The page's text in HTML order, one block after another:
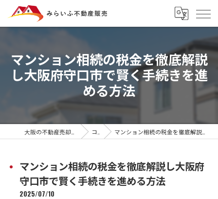
マンション相続の税金を徹底解説
し大阪府守口市で賢く手続きを進
める方法
コラム マンション相続の税金を徹底解説し大阪府守口市で賢く手続きを進める方法
マンション相続の税金を徹底解説し大阪府
守口市で賢く手続きを進める方法
2025/07/10